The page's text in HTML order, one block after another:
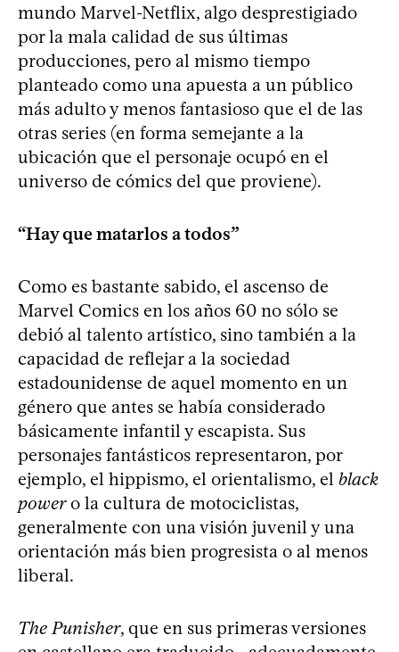
mundo Marvel-Netflix, algo desprestigiado
por la mala calidad de sus últimas
producciones, pero al mismo tiempo
planteado como una apuesta a un público
más adulto y menos fantasioso que el de las
otras series (en forma semejante a la
ubicación que el personaje ocupó en el
universo de cómics del que proviene).
“Hay que matarlos a todos”
Como es bastante sabido, el ascenso de
Marvel Comics en los años 60 no sólo se
debió al talento artístico, sino también a la
capacidad de reflejar a la sociedad
estadounidense de aquel momento en un
género que antes se había considerado
básicamente infantil y escapista. Sus
personajes fantásticos representaron, por
ejemplo, el hippismo, el orientalismo, el black
powero la cultura de motociclistas,
generalmente con una visión juvenil y una
orientación más bien progresista o al menos
liberal.
The Punisher, que en sus primeras versiones